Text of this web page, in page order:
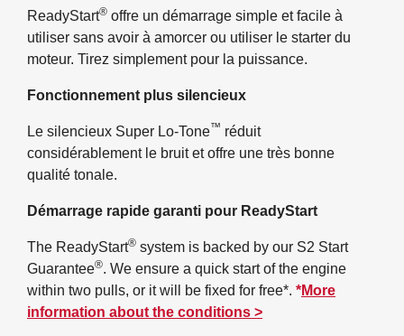
ReadyStart® offre un démarrage simple et facile à
utiliser sans avoir à amorcer ou utiliser le starter du
moteur. Tirez simplement pour la puissance.
Fonctionnement plus silencieux
Le silencieux Super Lo-Tone™ réduit
considérablement le bruit et offre une très bonne
qualité tonale.
Démarrage rapide garanti pour ReadyStart
The ReadyStart® system is backed by our S2 Start
Guarantee®. We ensure a quick start of the engine
within two pulls, or it will be fixed for free*. *More
information about the conditions >